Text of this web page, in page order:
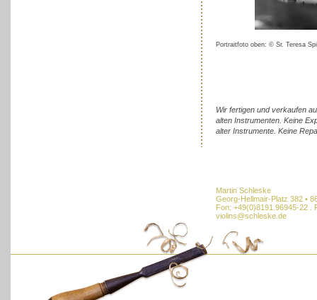
Portraitfoto oben: © Sr. Teresa
Wir fertigen und verkaufen
alten Instrumenten. Keine
alter Instrumente. Keine
Martin Schleske
Georg-Hellmair-Platz 382 •
Fon: +49(0)8191.96945-22 .
violins@schleske.de